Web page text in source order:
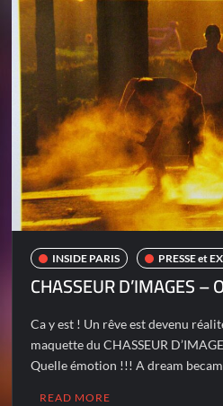
INSIDE PARIS PRESSE et
CHASSEUR D’IMAGES
Ca y est ! Un rêve est devenu
maquette du CHASSEUR
Quelle émotion !!! A dream
READ MORE